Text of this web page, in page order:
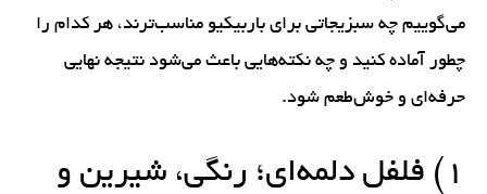
می‌گوییم چه سبزیجاتی برای باربیکیو مناسب‌ترند، هر کدام را
چطور آماده کنید و چه نکته‌هایی باعث می‌شود نتیجه نهایی
حرفه‌ای و خوش‌طعم شود.
۱) فلفل دلمه‌ای؛ رنگی، شیرین و